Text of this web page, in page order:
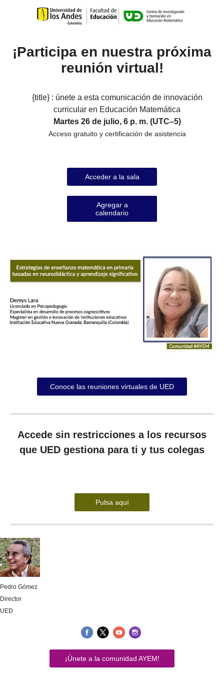
¡Participa en nuestra próxima
reunión virtual!
{title} : únete a esta comunicación de innovación
curricular en Educación Matemática
Martes 26 de julio, 6 p. m. (UTC–5)
Acceso gratuito y certificación de asistencia
Acceder a la sala
Agregar a
calendario
Conoce las reuniones virtuales de UED
Accede sin restricciones a los recursos
que UED gestiona para ti y tus colegas
Pulsa aquí
Pedro Gómez
Director
UED
¡Únete a la comunidad AYEM!